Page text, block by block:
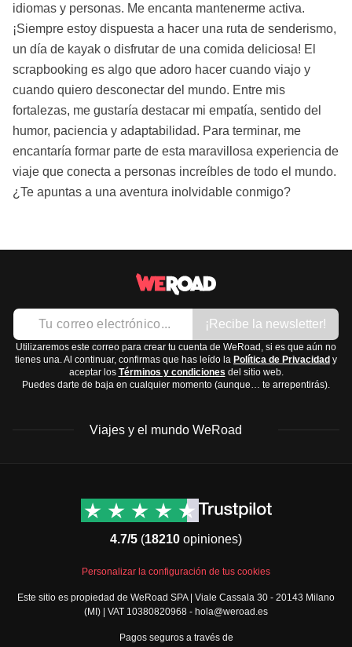
idiomas y personas. Me encanta mantenerme activa.
¡Siempre estoy dispuesta a hacer una ruta de senderismo,
un día de kayak o disfrutar de una comida deliciosa! El
scrapbooking es algo que adoro hacer cuando viajo y
cuando quiero desconectar del mundo. Entre mis
fortalezas, me gustaría destacar mi empatía, sentido del
humor, paciencia y adaptabilidad. Para terminar, me
encantaría formar parte de esta maravillosa experiencia de
viaje que conecta a personas increíbles de todo el mundo.
¿Te apuntas a una aventura inolvidable conmigo?
¡Recibe la newsletter!
Utilizaremos este correo para crear tu cuenta de WeRoad, si es que aún no
tienes una. Al continuar, confirmas que has leído la Política de Privacidad y
aceptar los Términos y condiciones del sitio web.
Puedes darte de baja en cualquier momento (aunque… te arrepentirás).
Viajes y el mundo WeRoad
América del Norte
Oriente Medio
Contacto
Términos y condiciones
Condiciones generales
Política de cookies
4.7/5 (18210 opiniones)
Personalizar la configuración de tus cookies
Este sitio es propiedad de WeRoad SPA | Viale Cassala 30 - 20143 Milano
(MI) | VAT 10380820968 - hola@weroad.es
Pagos seguros a través de